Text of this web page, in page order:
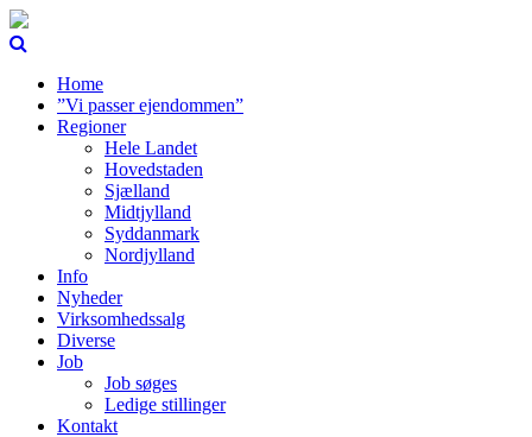
Home
”Vi passer ejendommen”
Regioner
Hele Landet
Hovedstaden
Sjælland
Midtjylland
Syddanmark
Nordjylland
Info
Nyheder
Virksomhedssalg
Diverse
Job
Job søges
Ledige stillinger
Kontakt